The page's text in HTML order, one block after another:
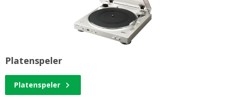
Platenspeler
Platenspeler